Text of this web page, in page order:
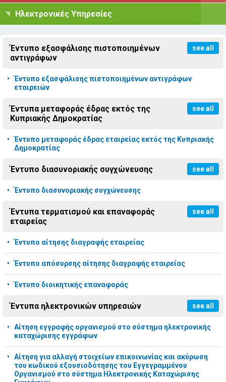
Ηλεκτρονικές Υπηρεσίες
Έντυπο εξασφάλισης πιστοποιημένων
αντιγράφων
see all
Έντυπο εξασφάλισης πιστοποιημένων αντιγράφων
εταιρειών
Έντυπα μεταφοράς έδρας εκτός της
Κυπριακής Δημοκρατίας
see all
Έντυπο μεταφοράς έδρας εταιρείας εκτός της Κυπριακής
Δημοκρατίας
Έντυπο διασυνοριακής συγχώνευσης see all
Έντυπο διασυνοριακής συγχώνευσης
Έντυπα τερματισμού και επαναφοράς
εταιρείας
see all
Έντυπο αίτησης διαγραφής εταιρείας
Έντυπο απόσυρσης αίτησης διαγραφής εταιρείας
Έντυπο διοικητικής επαναφοράς
Έντυπα ηλεκτρονικών υπηρεσιών see all
Αίτηση εγγραφής οργανισμού στο σύστημα ηλεκτρονικής
καταχώρισης εγγράφων
Αίτηση για αλλαγή στοιχείων επικοινωνίας και ακύρωση
του κωδικού εξουσιοδότησης του Εγγεγραμμένου
Οργανισμού στο σύστημα Ηλεκτρονικής Καταχώρισης